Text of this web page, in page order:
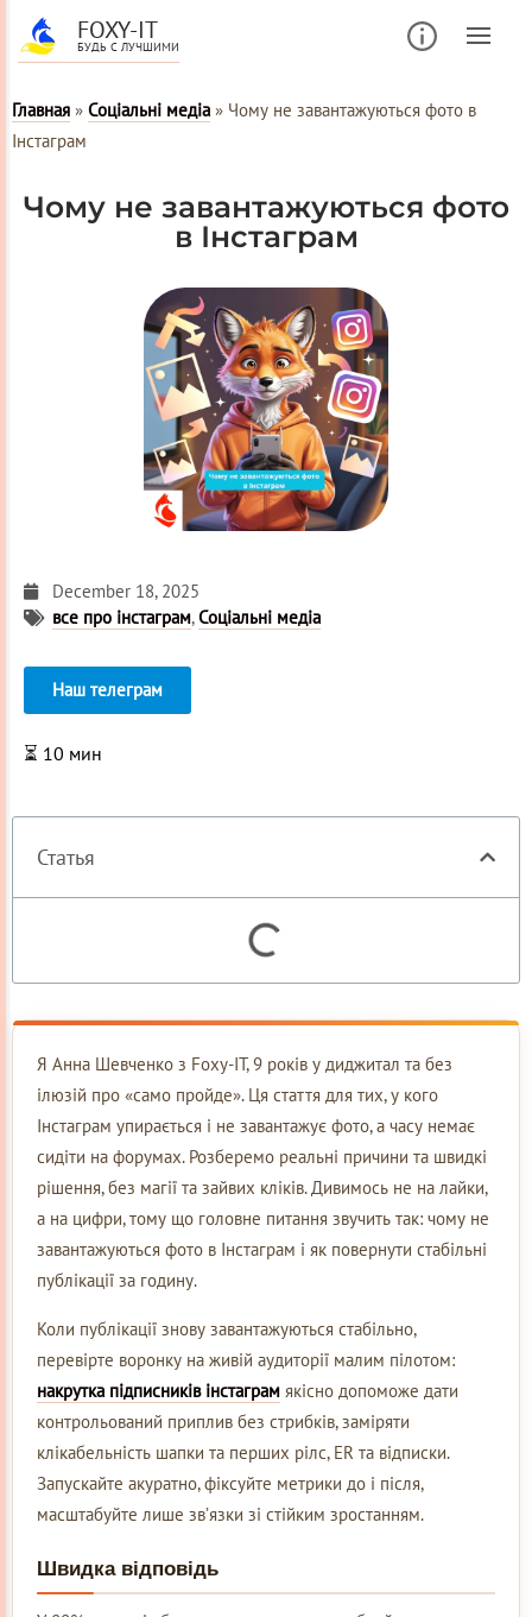
FOXY-IT
БУДЬ С ЛУЧШИМИ
Главная » Соціальні медіа » Чому не завантажуються фото в
Інстаграм
Чому не завантажуються фото
в Інстаграм
December 18, 2025
все про інстаграм,Соціальні медіа
Наш телеграм
⏳ 10 мин
Статья
Я Анна Шевченко з Foxy-IT, 9 років у диджитал та без
ілюзій про «само пройде». Ця стаття для тих, у кого
Інстаграм упирається і не завантажує фото, а часу немає
сидіти на форумах. Розберемо реальні причини та швидкі
рішення, без магії та зайвих кліків. Дивимось не на лайки,
а на цифри, тому що головне питання звучить так: чому не
завантажуються фото в Інстаграм і як повернути стабільні
публікації за годину.
Коли публікації знову завантажуються стабільно,
перевірте воронку на живій аудиторії малим пілотом:
накрутка підписників інстаграм якісно допоможе дати
контрольований приплив без стрибків, заміряти
клікабельність шапки та перших рілс, ER та відписки.
Запускайте акуратно, фіксуйте метрики до і після,
масштабуйте лише зв’язки зі стійким зростанням.
Швидка відповідь